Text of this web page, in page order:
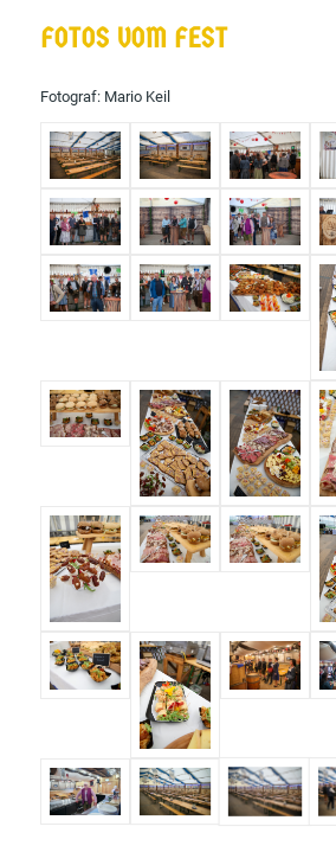
FOTOS VOM FEST
Fotograf: Mario Keil